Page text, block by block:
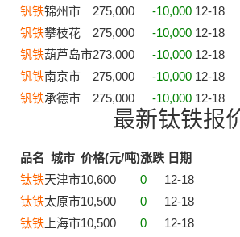
钒铁锦州市 275,000 -10,000 12-18
钒铁攀枝花 275,000 -10,000 12-18
钒铁葫芦岛市273,000 -10,000 12-18
钒铁南京市 275,000 -10,000 12-18
钒铁承德市 275,000 -10,000 12-18
最新钛铁报
品名 城市 价格(元/吨)涨跌 日期
钛铁天津市10,600 0
12-18
钛铁太原市10,500 0
12-18
钛铁 上海市10,500 0
12-18